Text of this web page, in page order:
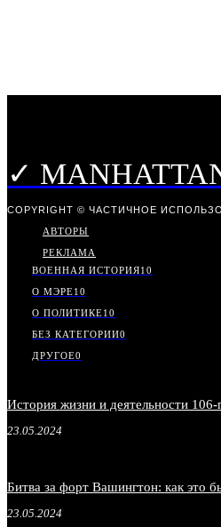
✓
COPYRIGHT © ЧАСТИЧНОЕ
АВТОРЫ
РЕКЛАМА
ВОЕННАЯ ИСТОРИЯ10
О МЭРЕ10
О ПОЛИТИКЕ10
БЕЗ КАТЕГОРИИ0
ДРУГОЕ0
История жизни и деятельности
23.05.2024
Битва за форт Вашингтон: как это
23.05.2024